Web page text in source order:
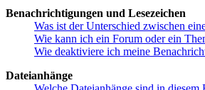
Benachrichtigungen und Lesezeichen
Was ist der Unterschied zwischen
Wie kann ich ein Forum oder ein
Wie deaktiviere ich meine
Dateianhänge